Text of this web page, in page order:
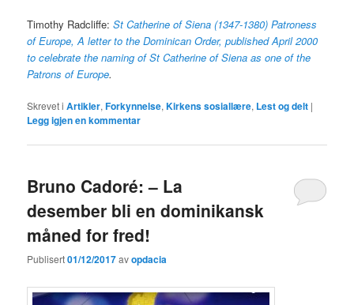
Timothy Radcliffe:St Catherine of Siena (1347-1380) Patroness
of Europe,A letter to the Dominican Order, published April 2000
to celebrate the naming of St Catherine of Siena as one of the
Patrons of Europe.
Skrevet i Artikler,Forkynnelse,Kirkens sosiallære, Lest og delt |
Legg igjen en kommentar
Bruno Cadoré: – La
desember bli en dominikansk
måned for fred!
Publisert01/12/2017avopdacia